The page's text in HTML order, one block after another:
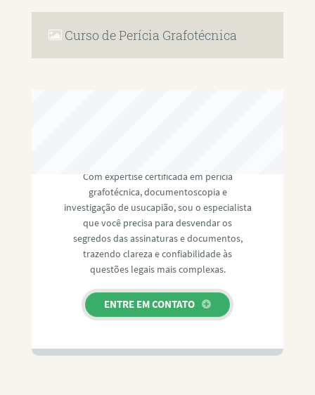
Curso de Perícia Grafotécnica
Com expertise certificada em perícia
grafotécnica, documentoscopia e
investigação de usucapião, sou o especialista
que você precisa para desvendar os
segredos das assinaturas e documentos,
trazendo clareza e confiabilidade às
questões legais mais complexas.
ENTRE EM CONTATO